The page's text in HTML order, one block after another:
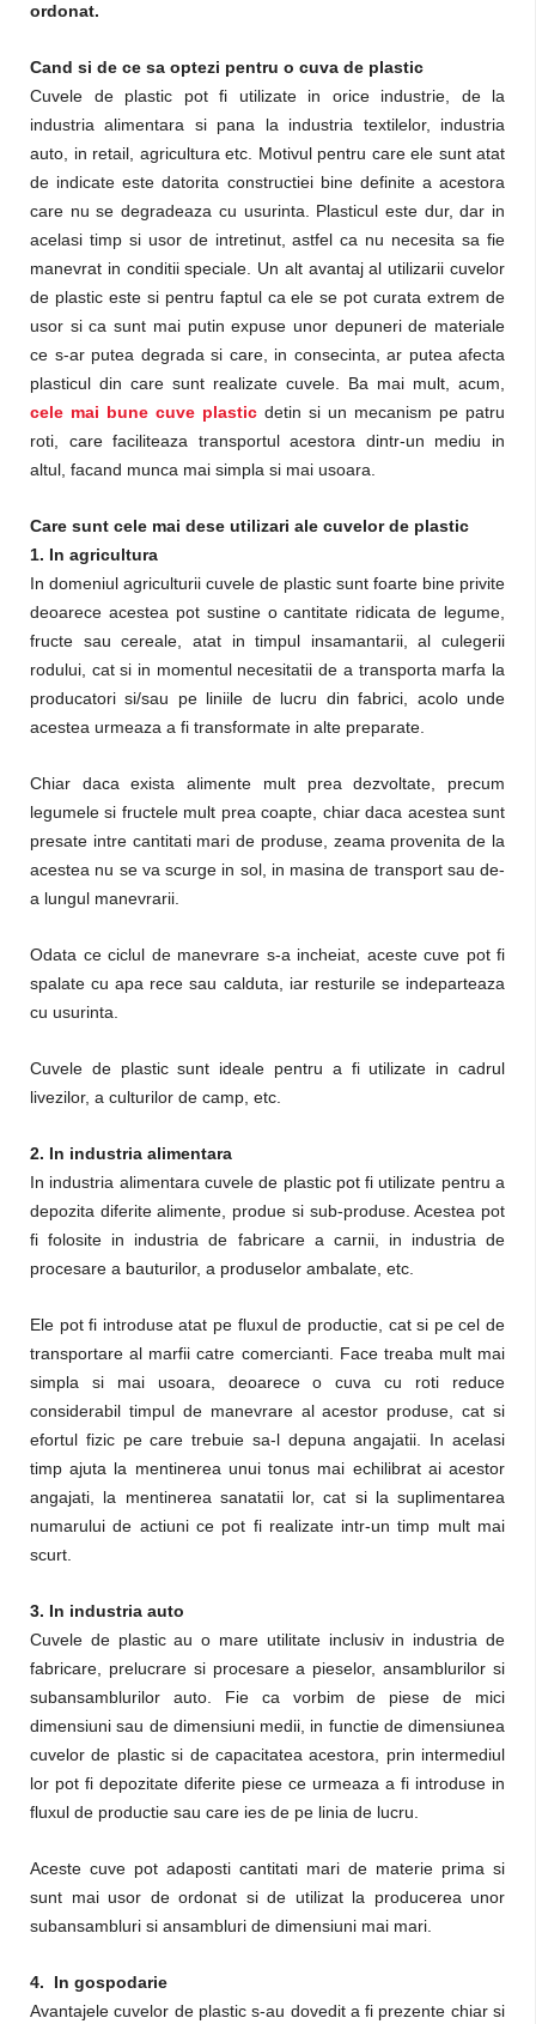
ordonat.
Cand si de ce sa optezi pentru o cuva de plastic
Cuvele de plastic pot fi utilizate in orice industrie, de la
industria alimentara si pana la industria textilelor, industria
auto, in retail, agricultura etc. Motivul pentru care ele sunt atat
de indicate este datorita constructiei bine definite a acestora
care nu se degradeaza cu usurinta. Plasticul este dur, dar in
acelasi timp si usor de intretinut, astfel ca nu necesita sa fie
manevrat in conditii speciale. Un alt avantaj al utilizarii cuvelor
de plastic este si pentru faptul ca ele se pot curata extrem de
usor si ca sunt mai putin expuse unor depuneri de materiale
ce s-ar putea degrada si care, in consecinta, ar putea afecta
plasticul din care sunt realizate cuvele. Ba mai mult, acum,
cele mai bune cuve plastic detin si un mecanism pe patru
roti, care faciliteaza transportul acestora dintr-un mediu in
altul, facand munca mai simpla si mai usoara.
Care sunt cele mai dese utilizari ale cuvelor de plastic
1. In agricultura
In domeniul agriculturii cuvele de plastic sunt foarte bine privite
deoarece acestea pot sustine o cantitate ridicata de legume,
fructe sau cereale, atat in timpul insamantarii, al culegerii
rodului, cat si in momentul necesitatii de a transporta marfa la
producatori si/sau pe liniile de lucru din fabrici, acolo unde
acestea urmeaza a fi transformate in alte preparate.
Chiar daca exista alimente mult prea dezvoltate, precum
legumele si fructele mult prea coapte, chiar daca acestea sunt
presate intre cantitati mari de produse, zeama provenita de la
acestea nu se va scurge in sol, in masina de transport sau de-
a lungul manevrarii.
Odata ce ciclul de manevrare s-a incheiat, aceste cuve pot fi
spalate cu apa rece sau calduta, iar resturile se indeparteaza
cu usurinta.
Cuvele de plastic sunt ideale pentru a fi utilizate in cadrul
livezilor, a culturilor de camp, etc.
2. In industria alimentara
In industria alimentara cuvele de plastic pot fi utilizate pentru a
depozita diferite alimente, produe si sub-produse. Acestea pot
fi folosite in industria de fabricare a carnii, in industria de
procesare a bauturilor, a produselor ambalate, etc.
Ele pot fi introduse atat pe fluxul de productie, cat si pe cel de
transportare al marfii catre comercianti. Face treaba mult mai
simpla si mai usoara, deoarece o cuva cu roti reduce
considerabil timpul de manevrare al acestor produse, cat si
efortul fizic pe care trebuie sa-l depuna angajatii. In acelasi
timp ajuta la mentinerea unui tonus mai echilibrat ai acestor
angajati, la mentinerea sanatatii lor, cat si la suplimentarea
numarului de actiuni ce pot fi realizate intr-un timp mult mai
scurt.
3. In industria auto
Cuvele de plastic au o mare utilitate inclusiv in industria de
fabricare, prelucrare si procesare a pieselor, ansamblurilor si
subansamblurilor auto. Fie ca vorbim de piese de mici
dimensiuni sau de dimensiuni medii, in functie de dimensiunea
cuvelor de plastic si de capacitatea acestora, prin intermediul
lor pot fi depozitate diferite piese ce urmeaza a fi introduse in
fluxul de productie sau care ies de pe linia de lucru.
Aceste cuve pot adaposti cantitati mari de materie prima si
sunt mai usor de ordonat si de utilizat la producerea unor
subansambluri si ansambluri de dimensiuni mai mari.
4.
In gospodarie
Avantajele cuvelor de plastic s-au dovedit a fi prezente chiar si